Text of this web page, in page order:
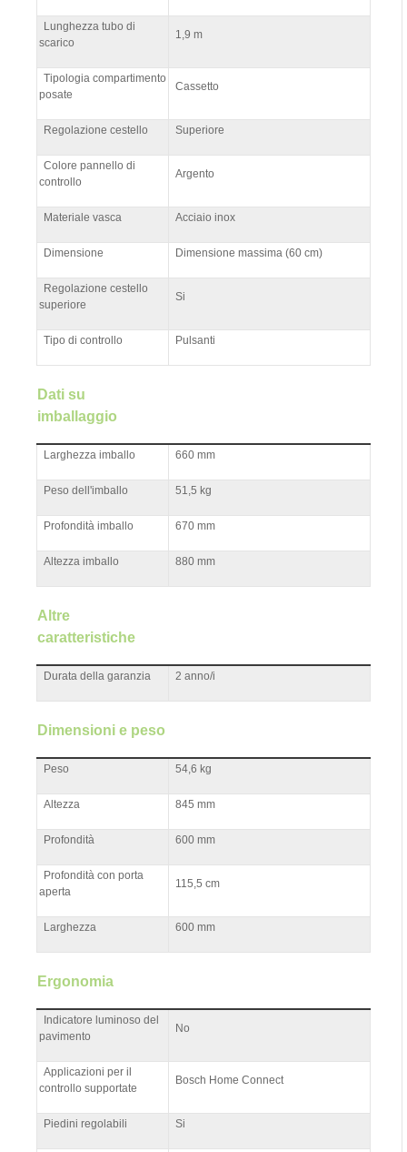
Lunghezza tubo di
scarico
1,9 m
Tipologia compartimento
posate
Cassetto
Regolazione cestello Superiore
Colore pannello di
controllo
Argento
Materiale vasca Acciaio inox
Dimensione Dimensione massima (60 cm)
Regolazione cestello
superiore
Si
Tipo di controllo Pulsanti
Dati su
imballaggio
Larghezza imballo 660 mm
Peso dell'imballo 51,5 kg
Profondità imballo 670 mm
Altezza imballo 880 mm
Altre
caratteristiche
Durata della garanzia 2 anno/i
Dimensioni e peso
Peso 54,6 kg
Altezza 845 mm
Profondità 600 mm
Profondità con porta
aperta
115,5 cm
Larghezza 600 mm
Ergonomia
Indicatore luminoso del
pavimento
No
Applicazioni per il
controllo supportate
Bosch Home Connect
Piedini regolabili Si